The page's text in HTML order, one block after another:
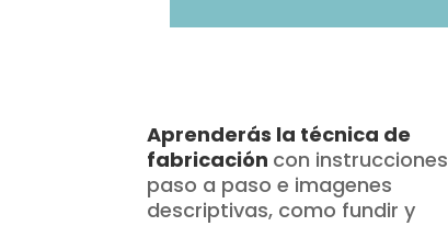
Aprenderás la técnica de
fabricación con instrucciones
paso a paso e imagenes
descriptivas, como fundir y